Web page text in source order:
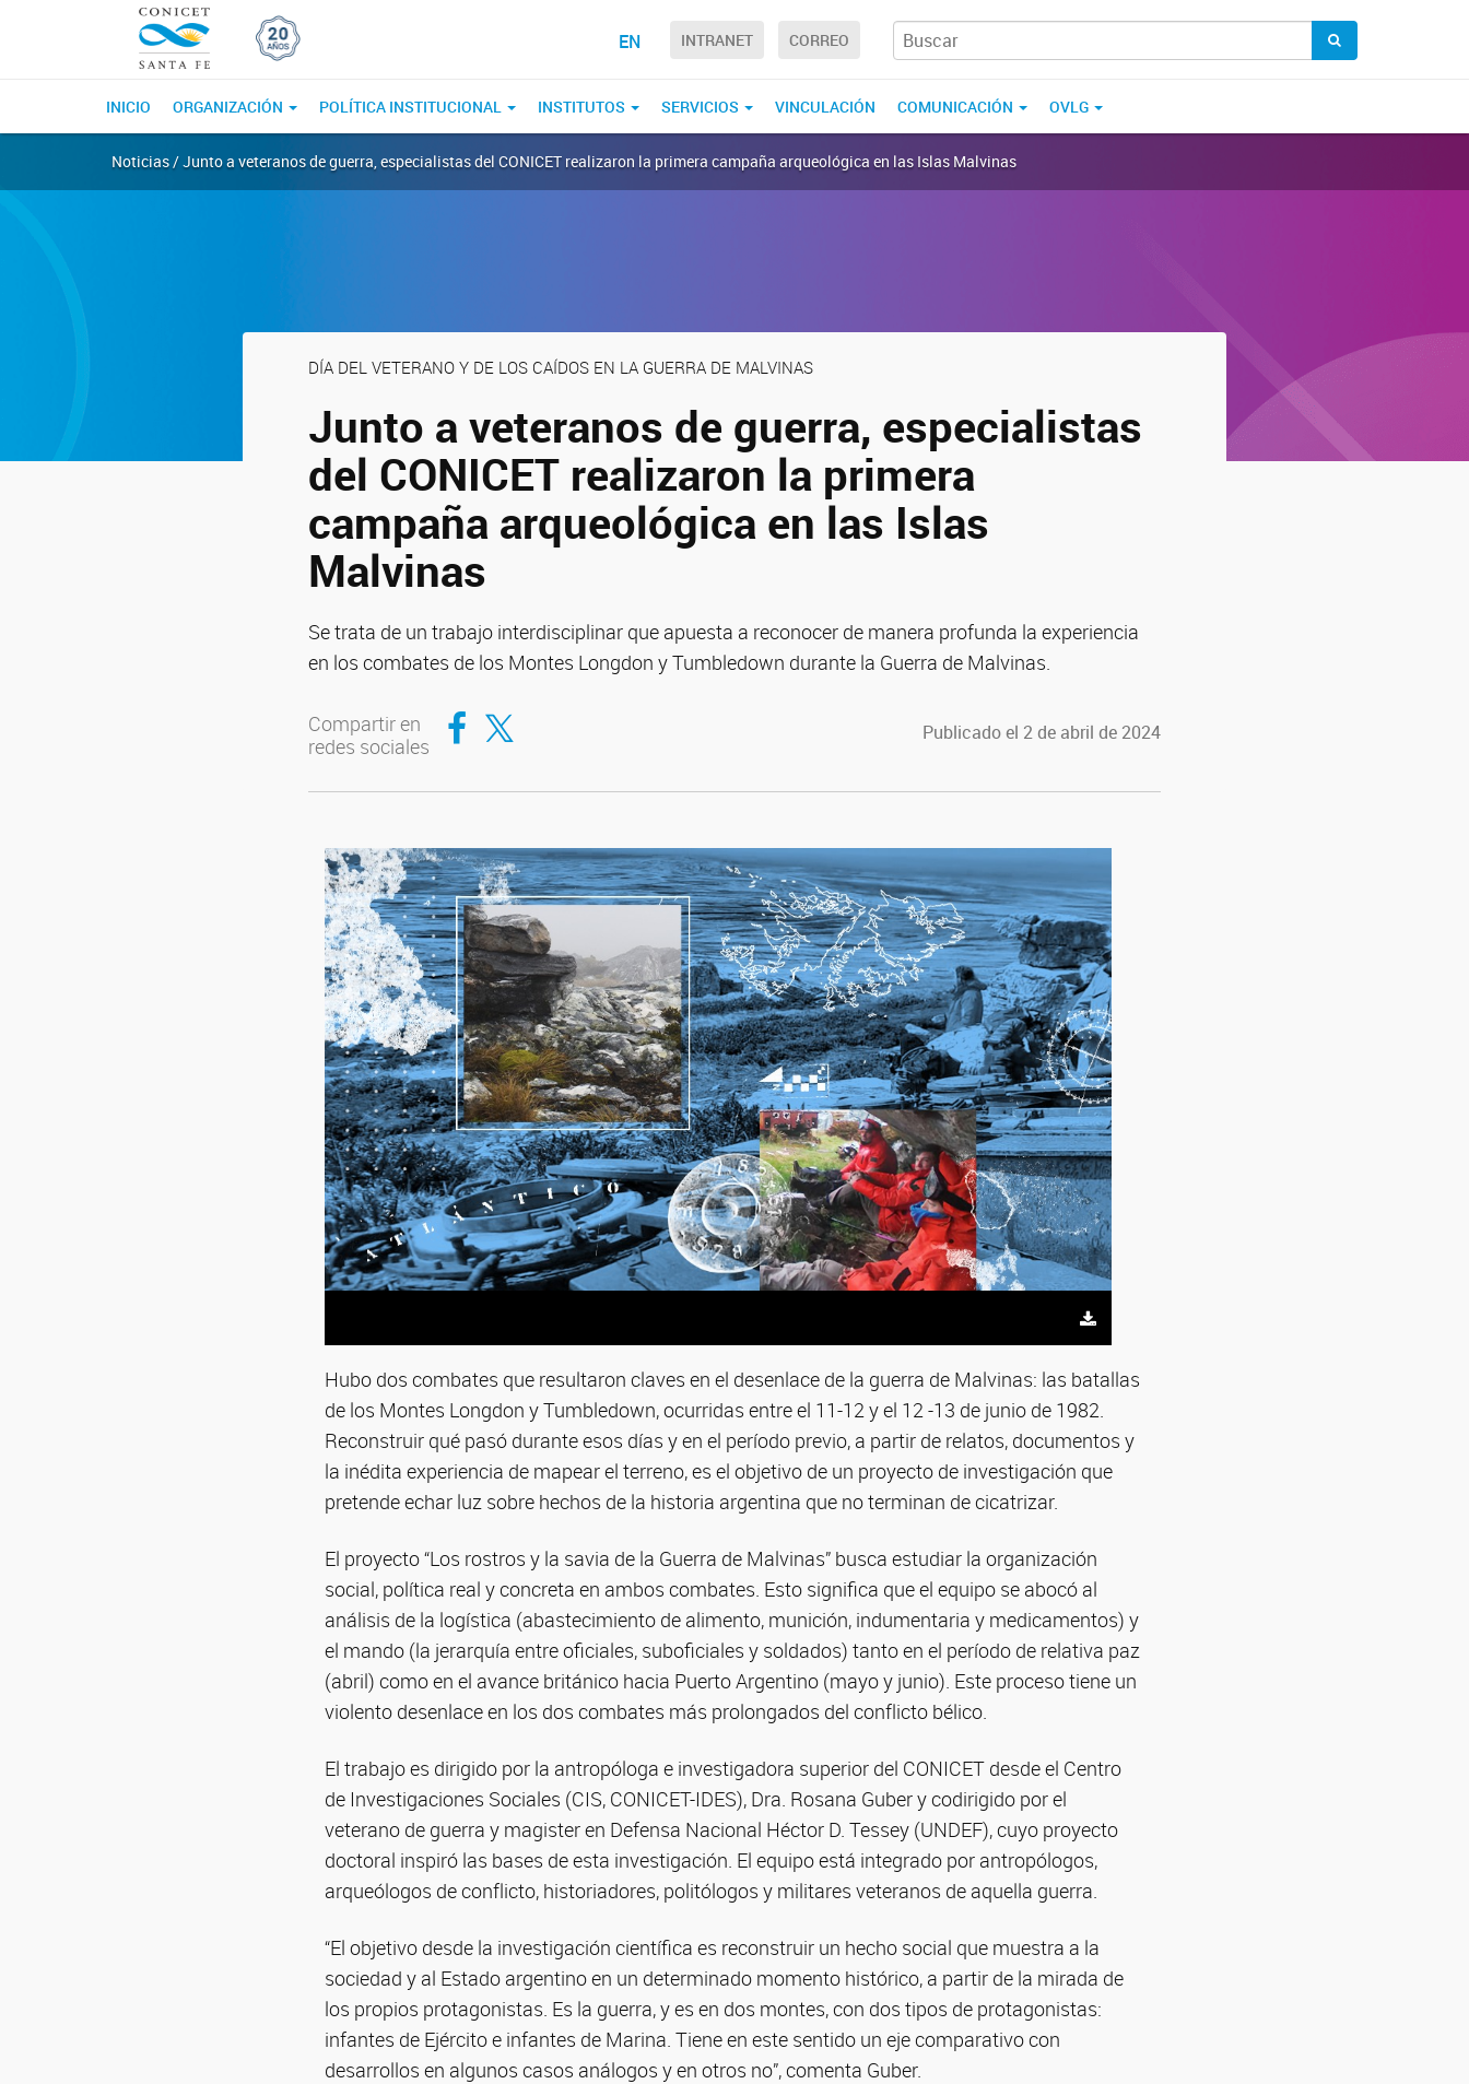
EN INTRANET CORREO
INICIO ORGANIZACIÓN POLÍTICA INSTITUCIONAL INSTITUTOS SERVICIOS VINCULACIÓN COMUNICACIÓN OVLG
Noticias / Junto a veteranos de guerra, especialistas del CONICET realizaron la primera campaña arqueológica en las Islas Malvinas
DÍA DEL VETERANO Y DE LOS CAÍDOS EN LA GUERRA DE MALVINAS
Junto a veteranos de guerra, especialistas
del CONICET realizaron la primera
campaña arqueológica en las Islas
Malvinas
Se trata de un trabajo interdisciplinar que apuesta a reconocer de manera profunda la experiencia
en los combates de los Montes Longdon y Tumbledown durante la Guerra de Malvinas.
Compartir en
redes sociales
Compartir en Facebook
Compartir en Twitter Publicado el 2 de abril de 2024
Hubo dos combates que resultaron claves en el desenlace de la guerra de Malvinas: las batallas
de los Montes Longdon y Tumbledown, ocurridas entre el 11-12 y el 12 -13 de junio de 1982.
Reconstruir qué pasó durante esos días y en el período previo, a partir de relatos, documentos y
la inédita experiencia de mapear el terreno, es el objetivo de un proyecto de investigación que
pretende echar luz sobre hechos de la historia argentina que no terminan de cicatrizar.
El proyecto “Los rostros y la savia de la Guerra de Malvinas” busca estudiar la organización
social, política real y concreta en ambos combates. Esto significa que el equipo se abocó al
análisis de la logística (abastecimiento de alimento, munición, indumentaria y medicamentos) y
el mando (la jerarquía entre oficiales, suboficiales y soldados) tanto en el período de relativa paz
(abril) como en el avance británico hacia Puerto Argentino (mayo y junio). Este proceso tiene un
violento desenlace en los dos combates más prolongados del conflicto bélico.
El trabajo es dirigido por la antropóloga e investigadora superior del CONICET desde el Centro
de Investigaciones Sociales (CIS, CONICET-IDES), Dra. Rosana Guber y codirigido por el
veterano de guerra y magister en Defensa Nacional Héctor D. Tessey (UNDEF), cuyo proyecto
doctoral inspiró las bases de esta investigación. El equipo está integrado por antropólogos,
arqueólogos de conflicto, historiadores, politólogos y militares veteranos de aquella guerra.
“El objetivo desde la investigación científica es reconstruir un hecho social que muestra a la
sociedad y al Estado argentino en un determinado momento histórico, a partir de la mirada de
los propios protagonistas. Es la guerra, y es en dos montes, con dos tipos de protagonistas:
infantes de Ejército e infantes de Marina. Tiene en este sentido un eje comparativo con
desarrollos en algunos casos análogos y en otros no”, comenta Guber.